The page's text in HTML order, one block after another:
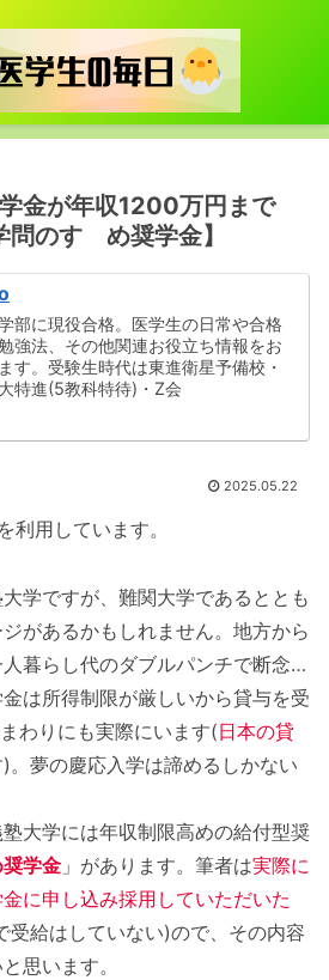
金が年収1200万円まで
のすゝめ奨学金】
部に現役合格。医学生の日常や合格
強法、その他関連お役立ち情報をお
す。受験生時代は東進衛星予備校・
特進(5教科特待)・Z会
2025.05.22
利用しています。
学ですが、難関大学であるととも
ジがあるかもしれません。地方から
暮らし代のダブルパンチで断念…
は所得制限が厳しいから貸与を受
わりにも実際にいます(日本の貸
)。夢の慶応入学は諦めるしかない
大学には年収制限高めの給付型奨
学金 」があります。筆者は実際に
に申し込み採用していただいた
受給はしていない)ので、その内容
思います。